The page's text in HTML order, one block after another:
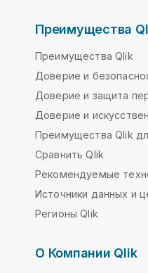
Преимущества
Преимущества Qlik
Доверие и
Доверие и защита
Доверие и
Преимущества Qlik
Сравнить Qlik
Рекомендуемые
Источники данных и
Регионы Qlik
О Компании Qlik